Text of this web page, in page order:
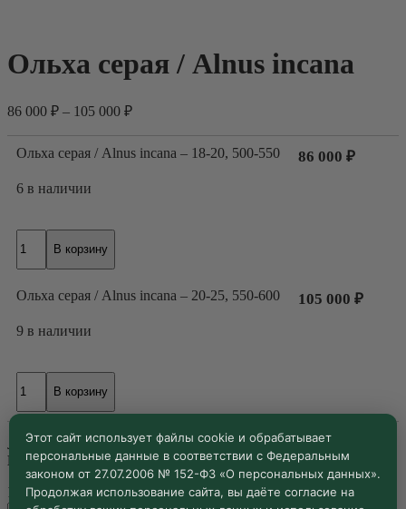
Ольха серая / Alnus incana
86 000 ₽ – 105 000 ₽
Ольха серая / Alnus incana – 18-20, 500-550 86 000 ₽
6 в наличии
Количество
товара
Ольха
/
incana
В корзину
Ольха серая / Alnus incana – 20-25, 550-600 105 000 ₽
9 в наличии
Количество
товара
Ольха
Alnus
incana
В корзину
Лиственное дерево, крупный кустарник;Высота(м): 10-15
Ширина(м): 4-8
Размер
Очистить
Этот сайт использует файлы cookie и обрабатывает
персональные данные в соответствии с Федеральным
законом от 27.07.2006 № 152-ФЗ «О персональных данных».
Продолжая использование сайта, вы даёте согласие на